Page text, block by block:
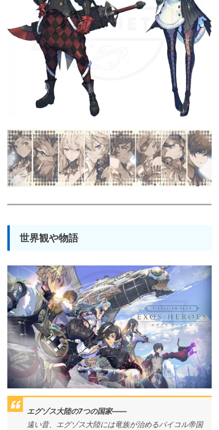
世界観や物語
エグゾス大陸の7つの国家――
遠い昔、エグゾス大陸には竜族が治めるパイコル帝国